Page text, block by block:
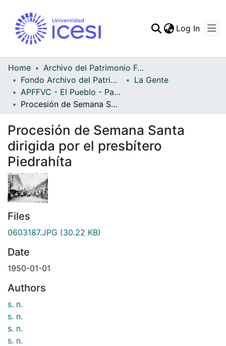
Statistics
Log In
Home
Archivo del Patrimonio Fotográfico y Fílmico del Valle del Cauca
Fondo Archivo del Patrimonio Fotográfico y Fílmico del Valle del Cauca
La Gente
APFFVC - El Pueblo - Patrimonial
Procesión de Semana Santa dirigida por el presbítero Piedrahíta
Procesión de Semana Santa
dirigida por el presbítero
Piedrahíta
Files
0603187.JPG (30.22 KB)
Date
1950-01-01
Authors
s. n.
s. n.
s. n.
s. n.